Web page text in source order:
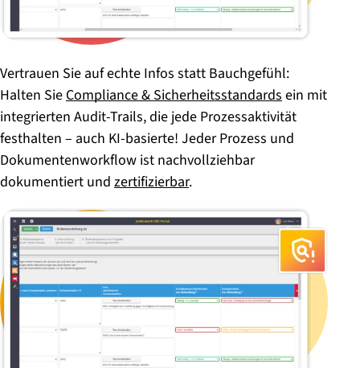
Vertrauen Sie auf echte Infos statt Bauchgefühl:
Halten SieCompliance & Sicherheitsstandardsein mit
integrierten Audit-Trails, die jede Prozessaktivität
festhalten – auch KI-basierte! Jeder Prozess und
Dokumentenworkflow ist nachvollziehbar
dokumentiert und zertifizierbar.